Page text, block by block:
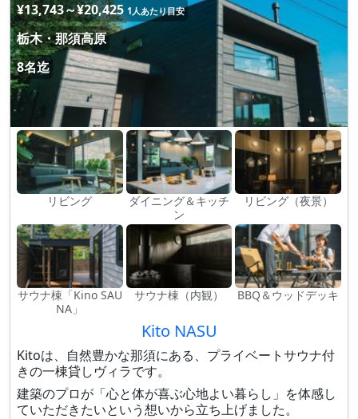
¥13,743～¥20,425 1人あたり目安
栃木・那須高原
8名迄
リビング
ダイニング＆キッチ
ン
リビング（夜景）
サウナ棟「Kino SAU
NA」
サウナ棟（内観） BBQ＆ウッドデッキ
Kito NASU
Kitoは、自然豊かな那須にある、プライベートサウナ付
きの一棟貸しヴィラです。
建築のプロが「心と体が喜ぶ心地よい暮らし」を体感し
ていただきたいという想いから立ち上げました。